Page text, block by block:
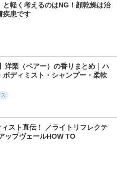
と軽く考えるのはNG！顔乾燥は治
疾患です
洋梨（ペアー）の香りまとめ｜ハ
ボディミスト・シャンプー・柔軟
スト直伝！ ／ライトリフレクテ
ップヴェールHOW TO